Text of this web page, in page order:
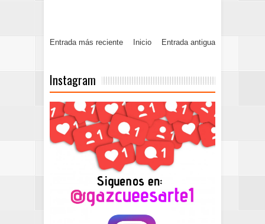
Entrada más reciente Entrada antigua
Inicio
Instagram